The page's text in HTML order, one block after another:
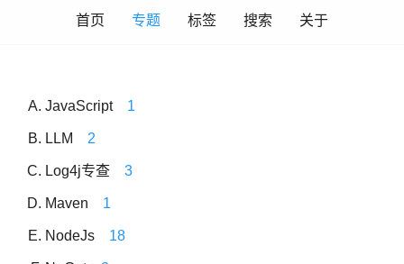
首页 专题 标签 搜索 关于
JavaScript 1
LLM 2
Log4j专查 3
Maven 1
NodeJs 18